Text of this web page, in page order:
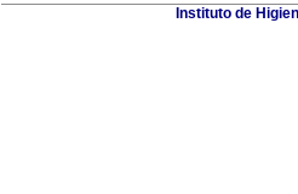
Instituto de